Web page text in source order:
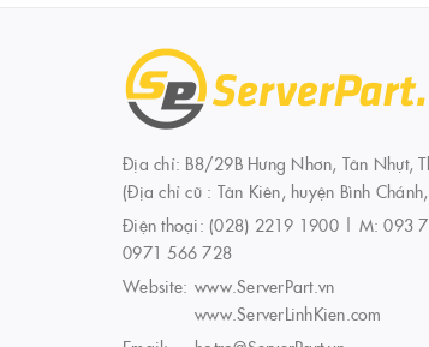
Địa chỉ: B8/29B Hưng Nhơn, Tân Nhựt,
(Địa chỉ cũ : Tân Kiên, huyện Bình
Điện thoại: (028) 2219 1900 | M: 093
0971 566 728
Website: www.ServerPart.vn
www.ServerLinhKien.com